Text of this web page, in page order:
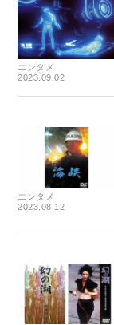
エンタメ
2023.09.02
エンタメ
2023.08.12